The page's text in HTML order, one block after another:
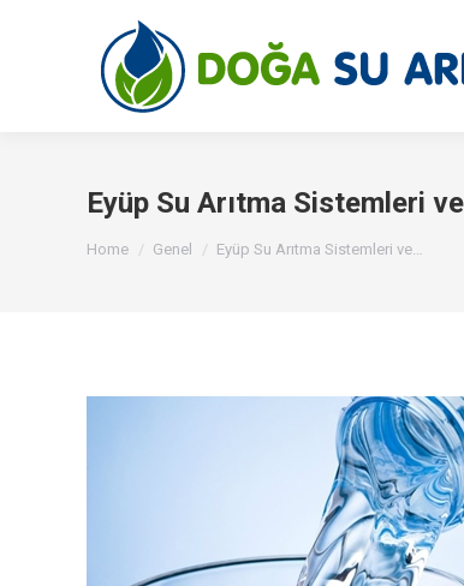
Eyüp Su Arıtma Sistemleri
You are here:
Home Genel Eyüp Su Arıtma Sistemleri ve…